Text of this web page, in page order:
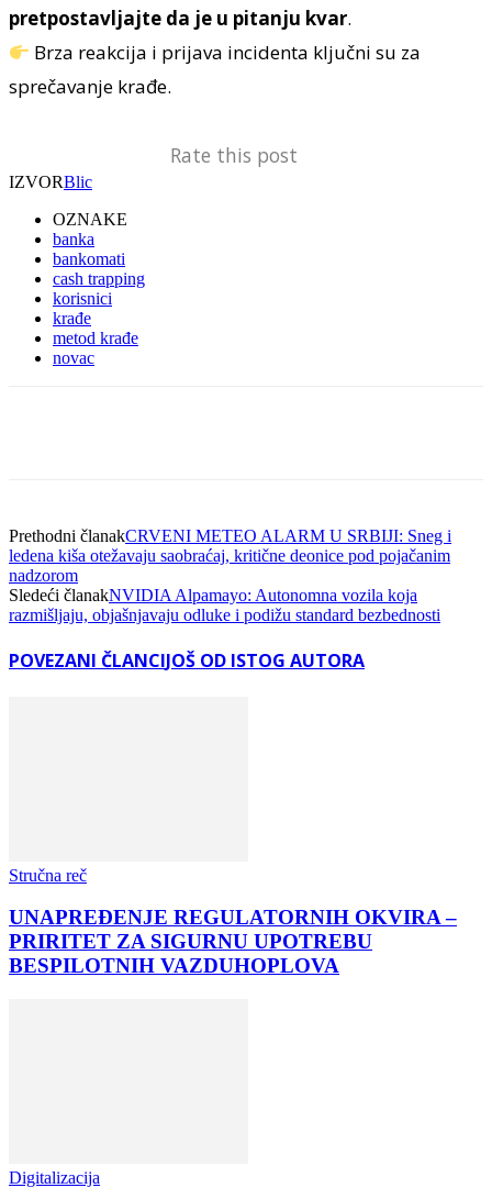
pretpostavljajte da je u pitanju kvar.
Brza reakcija i prijava incidenta ključni su za
sprečavanje krađe.
Rate this post
IZVORBlic
OZNAKE
banka
bankomati
cash trapping
korisnici
krađe
metod krađe
novac
Prethodni članakCRVENI METEO ALARM U SRBIJI: Sneg i
ledena kiša otežavaju saobraćaj, kritične deonice pod pojačanim
nadzorom
Sledeći članakNVIDIA Alpamayo: Autonomna vozila koja
razmišljaju, objašnjavaju odluke i podižu standard bezbednosti
POVEZANI ČLANCIJOŠ OD ISTOG AUTORA
Stručna reč
UNAPREĐENJE REGULATORNIH OKVIRA –
PRIRITET ZA SIGURNU UPOTREBU
BESPILOTNIH VAZDUHOPLOVA
Digitalizacija